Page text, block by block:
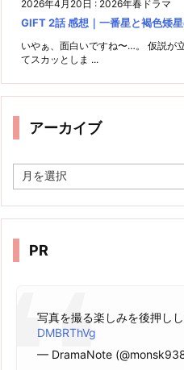
2026年4月20日 : 2026年春ドラマ
GIFT 2話 感想｜一番星と褐色矮
いやぁ、面白いですね〜…。 仮説が
てスカッとしま ...
アーカイブ
ー
イ
PR
写真を撮る楽しみを後押しし
DMBRThVg
— DramaNote